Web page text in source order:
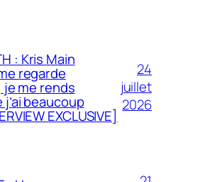
: Kris Main
regarde
je me rends
beaucoup
EXCLUSIVE]
24
juillet
2026